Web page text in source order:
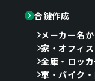
合鍵作成
メーカー名
家・オフィス
金庫・ロッカ
車・バイク